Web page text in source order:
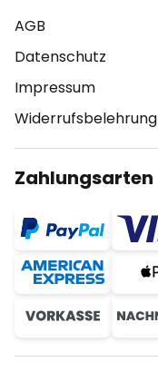
AGB
Datenschutz
Impressum
Widerrufsbelehrung
Zahlungsarten